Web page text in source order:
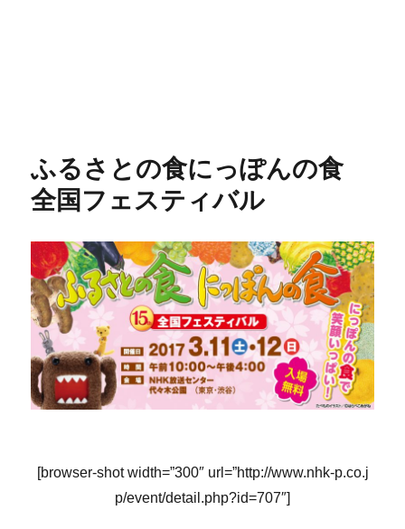
ふるさとの食にっぽんの食
全国フェスティバル
[browser-shot width=”300″ url=”http://www.nhk-p.co.j
p/event/detail.php?id=707″]